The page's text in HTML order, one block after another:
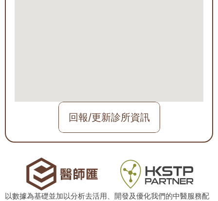
回報/更新診所資訊
以數據為基礎並加以分析去活用、開發及優化我們的中醫服務配